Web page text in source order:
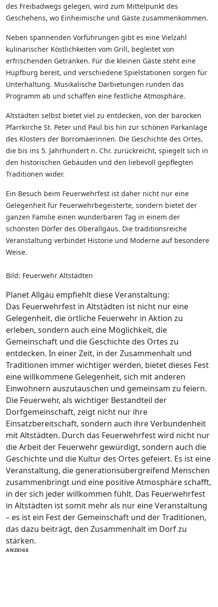
des Freibadwegs gelegen, wird zum Mittelpunkt des
Geschehens, wo Einheimische und Gäste zusammenkommen.
Neben spannenden Vorführungen gibt es eine Vielzahl
kulinarischer Köstlichkeiten vom Grill, begleitet von
erfrischenden Getränken. Für die kleinen Gäste steht eine
Hüpfburg bereit, und verschiedene Spielstationen sorgen für
Unterhaltung. Musikalische Darbietungen runden das
Programm ab und schaffen eine festliche Atmosphäre.
Altstädten selbst bietet viel zu entdecken, von der barocken
Pfarrkirche St. Peter und Paul bis hin zur schönen Parkanlage
des Klosters der Borromäerinnen. Die Geschichte des Ortes,
die bis ins 5. Jahrhundert n. Chr. zurückreicht, spiegelt sich in
den historischen Gebäuden und den liebevoll gepflegten
Traditionen wider.
Ein Besuch beim Feuerwehrfest ist daher nicht nur eine
Gelegenheit für Feuerwehrbegeisterte, sondern bietet der
ganzen Familie einen wunderbaren Tag in einem der
schönsten Dörfer des Oberallgäus. Die traditionsreiche
Veranstaltung verbindet Historie und Moderne auf besondere
Weise.
Bild: Feuerwehr Altstädten
Planet Allgäu empfiehlt diese Veranstaltung:
Das Feuerwehrfest in Altstädten ist nicht nur eine
Gelegenheit, die örtliche Feuerwehr in Aktion zu
erleben, sondern auch eine Möglichkeit, die
Gemeinschaft und die Geschichte des Ortes zu
entdecken. In einer Zeit, in der Zusammenhalt und
Traditionen immer wichtiger werden, bietet dieses Fest
eine willkommene Gelegenheit, sich mit anderen
Einwohnern auszutauschen und gemeinsam zu feiern.
Die Feuerwehr, als wichtiger Bestandteil der
Dorfgemeinschaft, zeigt nicht nur ihre
Einsatzbereitschaft, sondern auch ihre Verbundenheit
mit Altstädten. Durch das Feuerwehrfest wird nicht nur
die Arbeit der Feuerwehr gewürdigt, sondern auch die
Geschichte und die Kultur des Ortes gefeiert. Es ist eine
Veranstaltung, die generationsübergreifend Menschen
zusammenbringt und eine positive Atmosphäre schafft,
in der sich jeder willkommen fühlt. Das Feuerwehrfest
in Altstädten ist somit mehr als nur eine Veranstaltung
– es ist ein Fest der Gemeinschaft und der Traditionen,
das dazu beiträgt, den Zusammenhalt im Dorf zu
stärken.
ANZEIGE